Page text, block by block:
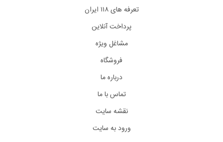
تعرفه های ۱۱۸ ایران
پرداخت آنلاین
مشاغل ویژه
فروشگاه
درباره ما
تماس با ما
نقشه سایت
ورود به سایت